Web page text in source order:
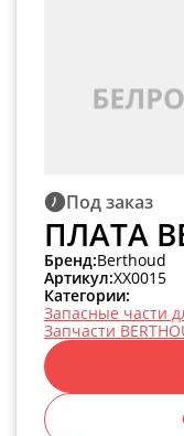
Под заказ
ПЛАТА
Бренд:Berthoud
Артикул:XX0015
Категории:
Запасные части
Запчасти